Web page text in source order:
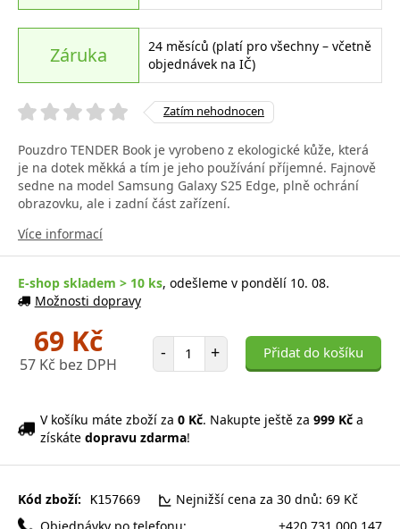
Záruka
24 měsíců (platí pro všechny – včetně
objednávek na IČ)
Zatím nehodnocen
Pouzdro TENDER Book je vyrobeno z ekologické kůže, která
je na dotek měkká a tím je jeho používání příjemné. Fajnově
sedne na model Samsung Galaxy S25 Edge, plně ochrání
obrazovku, ale i zadní část zařízení.
Více informací
E-shop skladem > 10 ks, odešleme v pondělí 10. 08.
Možnosti dopravy
69 Kč
57 Kč bez DPH
- Počet položek
+ Přidat do košíku
V košíku máte zboží za 0 Kč. Nakupte ještě za 999 Kč a
získáte dopravu zdarma!
Kód zboží: K157669
Nejnižší cena za 30 dnů: 69 Kč